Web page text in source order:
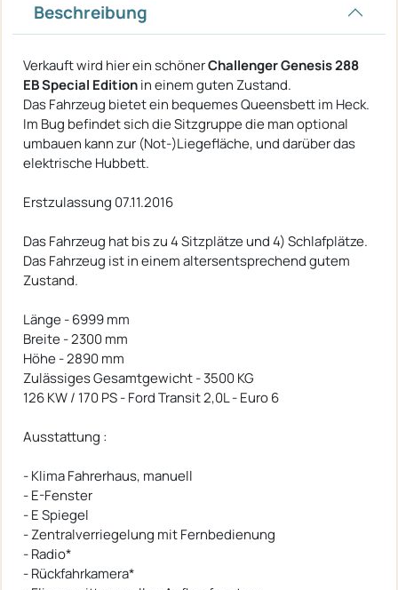
Beschreibung
Verkauft wird hier ein schönerChallenger Genesis 288
EB Special Editionin einem guten Zustand.
Das Fahrzeug bietet ein bequemes Queensbett im Heck.
Im Bug befindet sich die Sitzgruppe die man optional
umbauen kann zur (Not-)Liegefläche, und darüber das
elektrische Hubbett.
Erstzulassung 07.11.2016
Das Fahrzeug hat bis zu 4 Sitzplätze und 4) Schlafplätze.
Das Fahrzeug ist in einem altersentsprechend gutem
Zustand.
Länge - 6999 mm
Breite - 2300 mm
Höhe - 2890 mm
Zulässiges Gesamtgewicht - 3500 KG
126 KW / 170 PS - Ford Transit 2,0L - Euro 6
Ausstattung :
- Klima Fahrerhaus, manuell
- E-Fenster
- E Spiegel
- Zentralverriegelung mit Fernbedienung
- Radio*
- Rückfahrkamera*